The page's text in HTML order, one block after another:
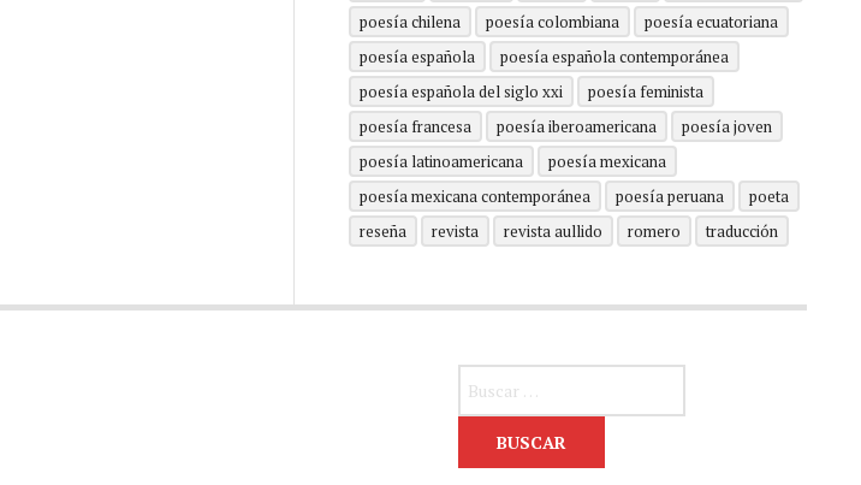
poesía chilena
poesía colombiana
poesía ecuatoriana
poesía española
poesía española contemporánea
poesía española del siglo xxi
poesía feminista
poesía francesa
poesía iberoamericana
poesía joven
poesía latinoamericana
poesía mexicana
poesía mexicana contemporánea
poesía peruana
poeta
reseña
revista revista aullido romero traducción